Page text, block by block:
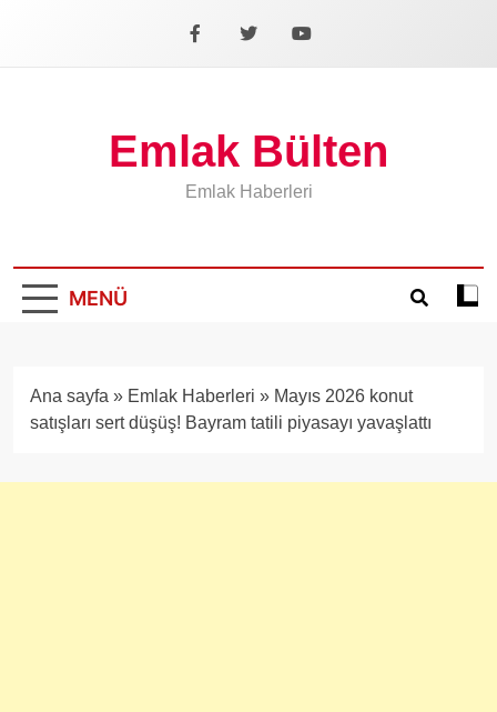
Facebook
X YouTube
Emlak Bülten
Emlak Haberleri
MENÜ
Koyu
Ana sayfa » Emlak Haberleri » Mayıs 2026 konut
satışları sert düşüş! Bayram tatili piyasayı yavaşlattı